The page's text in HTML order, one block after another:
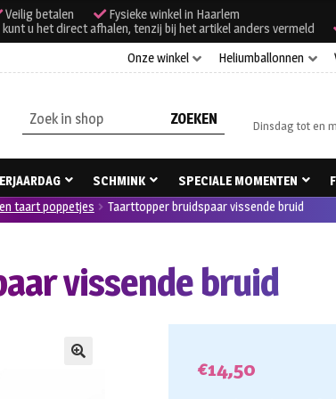
Veilig betalen
Fysieke winkel in Haarlem
u het direct afhalen, tenzij bij het artikel anders vermeld
Onze winkel
Heliumballonnen
Zoeken
naar:
Dinsdag tot en
SCHMINK SPECIALE MOMENTEN
taart poppetjes Taarttopper bruidspaar vissende bruid
vissende bruid
€14,50